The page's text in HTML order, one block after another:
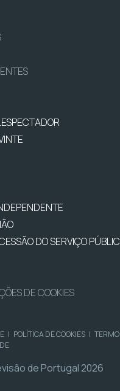
DO SERVIÇO
DE COOKIES
| POLÍTICA DE COOKIES |
de Portugal 2026